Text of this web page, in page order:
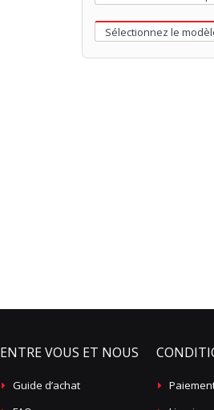
ENTRE VOUS ET NOUS
Guide d’achat